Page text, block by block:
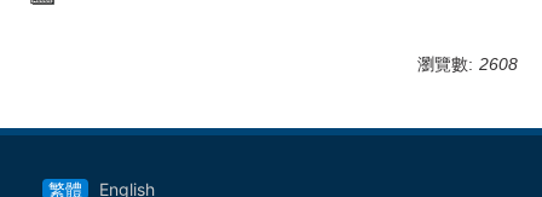
瀏覽數: 2608
繁體 English